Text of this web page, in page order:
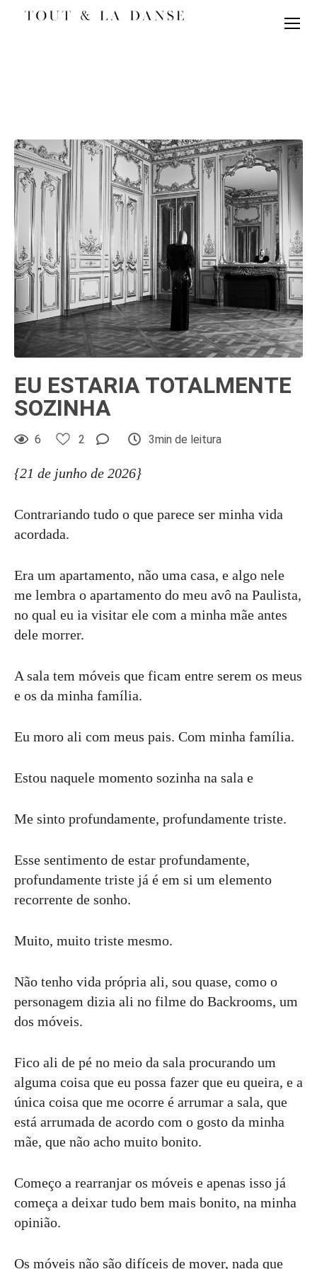
EU ESTARIA TOTALMENTE
SOZINHA
6 2 3min de leitura
{21 de junho de 2026}
Contrariando tudo o que parece ser minha vida
acordada.
Era um apartamento, não uma casa, e algo nele
me lembra o apartamento do meu avô na Paulista,
no qual eu ia visitar ele com a minha mãe antes
dele morrer.
A sala tem móveis que ficam entre serem os meus
e os da minha família.
Eu moro ali com meus pais. Com minha família.
Estou naquele momento sozinha na sala e
Me sinto profundamente, profundamente triste.
Esse sentimento de estar profundamente,
profundamente triste já é em si um elemento
recorrente de sonho.
Muito, muito triste mesmo.
Não tenho vida própria ali, sou quase, como o
personagem dizia ali no filme do Backrooms, um
dos móveis.
Fico ali de pé no meio da sala procurando um
alguma coisa que eu possa fazer que eu queira, e a
única coisa que me ocorre é arrumar a sala, que
está arrumada de acordo com o gosto da minha
mãe, que não acho muito bonito.
Começo a rearranjar os móveis e apenas isso já
começa a deixar tudo bem mais bonito, na minha
opinião.
Os móveis não são difíceis de mover, nada que